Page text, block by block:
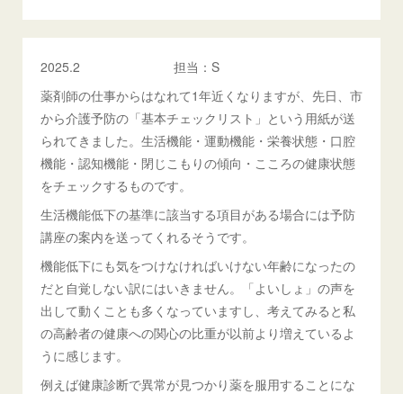
2025.2 担当：S
薬剤師の仕事からはなれて1年近くなりますが、先日、市
から介護予防の「基本チェックリスト」という用紙が送
られてきました。生活機能・運動機能・栄養状態・口腔
機能・認知機能・閉じこもりの傾向・こころの健康状態
をチェックするものです。
生活機能低下の基準に該当する項目がある場合には予防
講座の案内を送ってくれるそうです。
機能低下にも気をつけなければいけない年齢になったの
だと自覚しない訳にはいきません。「よいしょ」の声を
出して動くことも多くなっていますし、考えてみると私
の高齢者の健康への関心の比重が以前より増えているよ
うに感じます。
例えば健康診断で異常が見つかり薬を服用することにな